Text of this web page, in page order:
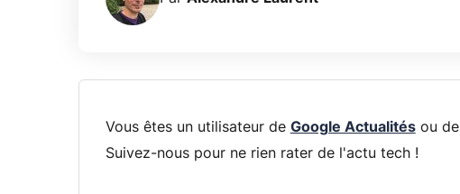
Vous êtes un utilisateur de Google Actualitésou de
Suivez-nous pour ne rien rater de l'actu tech !